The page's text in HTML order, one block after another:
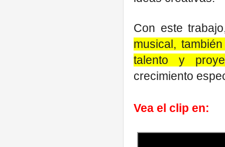
Con este
musical,
talento y
crecimiento
Vea el clip en: